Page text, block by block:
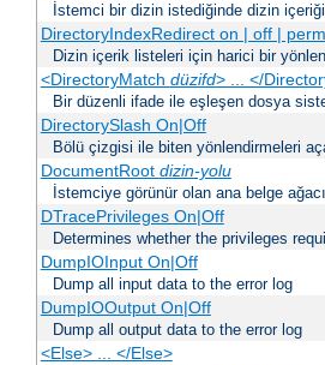
İstemci bir dizin istediğinde dizin
DirectoryIndexRedirect on | off |
Dizin içerik listeleri için harici bir
<DirectoryMatch düzifd> ... </
Bir düzenli ifade ile eşleşen dosya
DirectorySlash On|Off
Bölü çizgisi ile biten yönlendirmeleri
DocumentRoot dizin-yolu
İstemciye görünür olan ana belge
DTracePrivileges On|Off
Determines whether the privileges
DumpIOInput On|Off
Dump all input data to the error log
DumpIOOutput On|Off
Dump all output data to the error log
<Else> ... </Else>